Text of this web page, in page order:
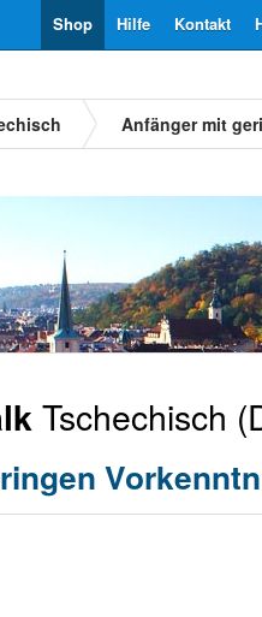
Kontakt
Hilfe
Shop
Anfänger mit
Tschechisch